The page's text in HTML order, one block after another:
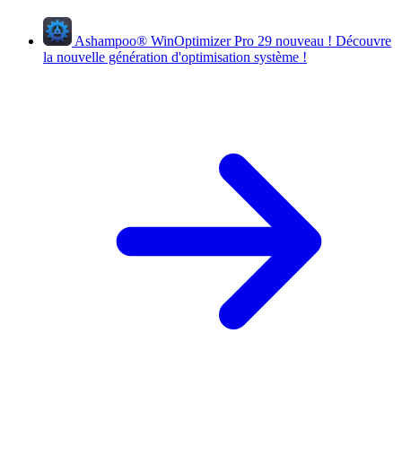
Ashampoo® WinOptimizer Pro 29 nouveau ! Découvre
la nouvelle génération d'optimisation système !